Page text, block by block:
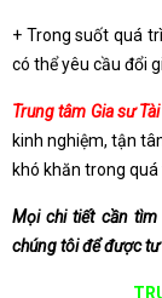
+ Trong suốt quá
có thể yêu cầu đổi
Trung tâm Gia sư
kinh nghiệm, tận
khó khăn trong
Mọi chi tiết cần tìm
chúng tôi để được